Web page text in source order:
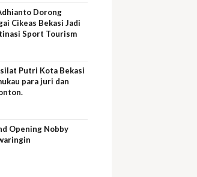
Dorong
Cikeas Bekasi Jadi
Sport Tourism
Putri Kota Bekasi
para juri dan
Opening Nobby